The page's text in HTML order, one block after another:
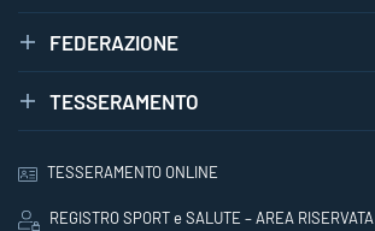
FEDERAZIONE
TESSERAMENTO
TESSERAMENTO ONLINE
REGISTRO SPORT e SALUTE – AREA RISERVATA